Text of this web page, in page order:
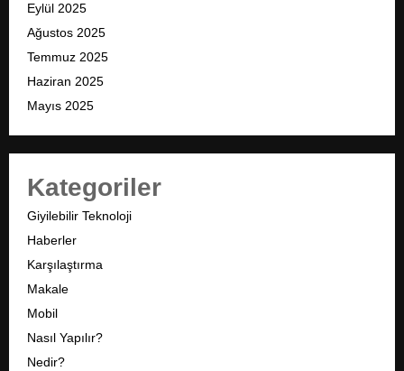
Eylül 2025
Ağustos 2025
Temmuz 2025
Haziran 2025
Mayıs 2025
Kategoriler
Giyilebilir Teknoloji
Haberler
Karşılaştırma
Makale
Mobil
Nasıl Yapılır?
Nedir?